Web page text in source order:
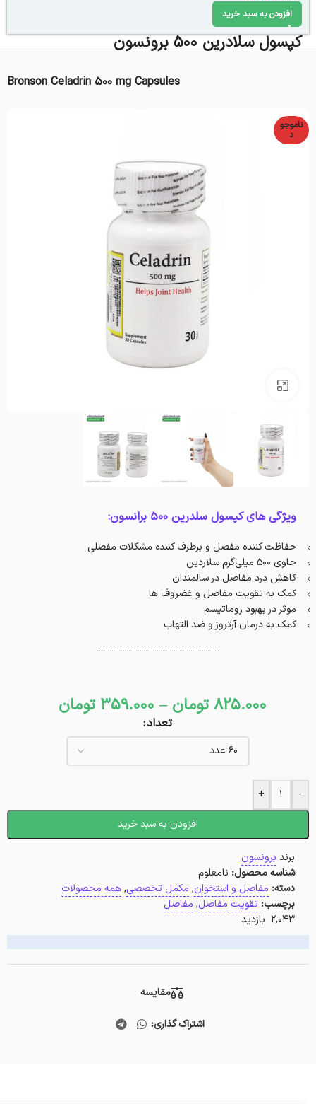
افزودن به سبد خرید
کپسول سلادرین 500 برونسون
Bronson Celadrin 500 mg Capsules
ناموجو
د
ویژگی های کپسول سلدرین 500 برانسون:
حفاظت کننده مفصل و برطرف کننده مشکلات مفصلی
حاوی ۵۰۰ میلی‌گرم سلاردین
کاهش درد مفاصل در سالمندان
کمک به تقویت مفاصل و غضروف ها
موثر در بهبود روماتیسم
کمک به درمان آرتروز و ضد التهاب
825.000 تومان –
359.000 تومان
تعداد
-
+
افزودن به سبد خرید
برند برونسون
شناسه محصول: نامعلوم
دسته: مفاصل و استخوان, مکمل تخصصی,همه محصولات
برچسب: تقویت مفاصل, مفاصل
2,043 بازدید
مقایسه
اشتراک گذاری: